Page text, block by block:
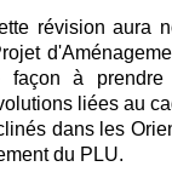
révision aura
façon à
liées au
dans les
du PLU.